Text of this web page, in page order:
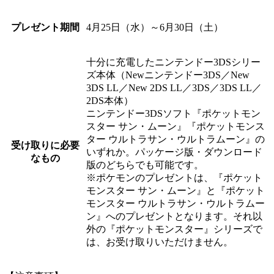
プレゼント期間 4月25日（水）～6月30日（土）
受け取りに必要
なもの
十分に充電したニンテンドー3DSシリー
ズ本体（Newニンテンドー3DS／New
3DS LL／New 2DS LL／3DS／3DS LL／
2DS本体）
ニンテンドー3DSソフト『ポケットモン
スター サン・ムーン』『ポケットモンス
ター ウルトラサン・ウルトラムーン』の
いずれか。パッケージ版・ダウンロード
版のどちらでも可能です。
※ポケモンのプレゼントは、『ポケット
モンスター サン・ムーン』と『ポケット
モンスター ウルトラサン・ウルトラムー
ン』へのプレゼントとなります。それ以
外の『ポケットモンスター』シリーズで
は、お受け取りいただけません。